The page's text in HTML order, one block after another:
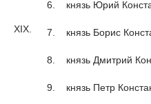
XIX.
6. князь Юрий
7. князь Борис
8. князь Дмитрий
9. князь Петр